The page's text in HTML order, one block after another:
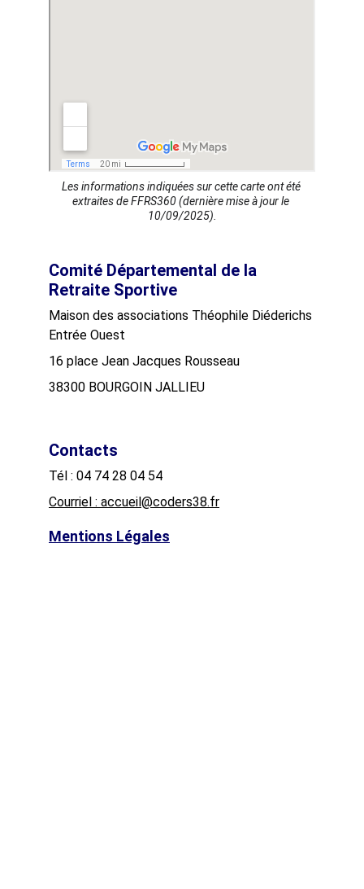
Les informations indiquées sur cette carte ont été
extraites de FFRS360 (dernière mise à jour le
10/09/2025).
Comité Départemental de la
Retraite Sportive
Maison des associations Théophile Diéderichs
Entrée Ouest
16 place Jean Jacques Rousseau
38300 BOURGOIN JALLIEU
Contacts
Tél : 04 74 28 04 54
Courriel : accueil@coders38.fr
Mentions Légales